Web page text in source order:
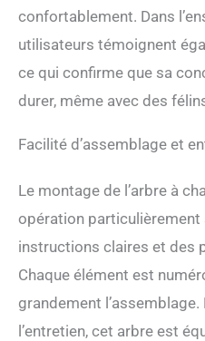
confortablement. Dans
utilisateurs témoignent
ce qui confirme que sa
durer, même avec des
Facilité d’assemblage et
Le montage de l’arbre à
opération particulièrement
instructions claires et des
Chaque élément est
grandement
l’entretien, cet arbre est